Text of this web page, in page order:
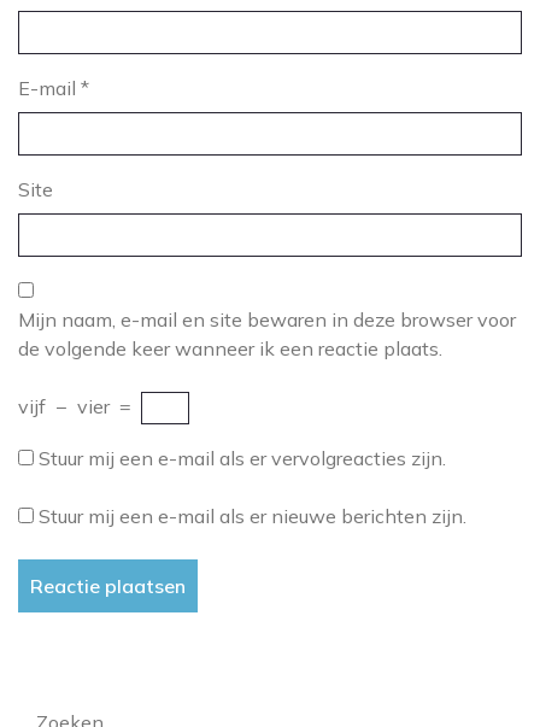
E-mail *
Site
Mijn naam, e-mail en site bewaren in deze browser voor
de volgende keer wanneer ik een reactie plaats.
vijf − vier =
Stuur mij een e-mail als er vervolgreacties zijn.
Stuur mij een e-mail als er nieuwe berichten zijn.
Zoeken